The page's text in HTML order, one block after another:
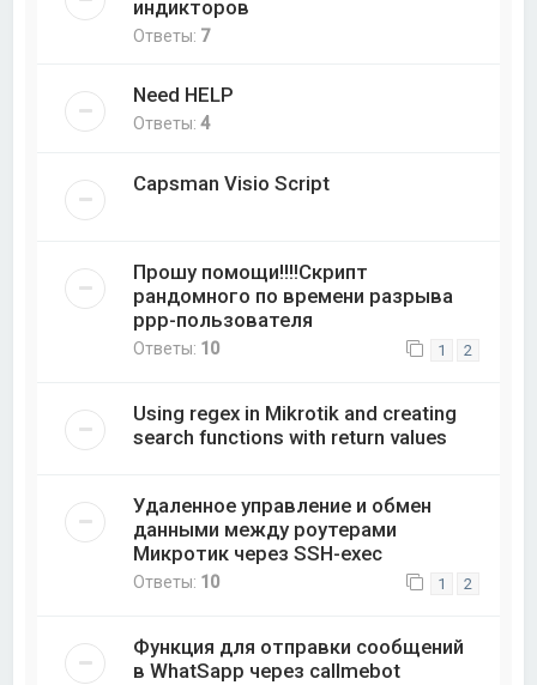
индикторов
Ответы: 7
Need HELP
Ответы:4
Capsman Visio Script
Прошу помощи!!!!Скрипт
рандомного по времени разрыва
ppp-пользователя
Ответы: 10 1 2
Using regex in Mikrotik and creating
search functions with return values
Удаленное управление и обмен
данными между роутерами
Микротик через SSH-exec
Ответы: 10 1 2
Функция для отправки сообщений
в WhatSapp через callmebot